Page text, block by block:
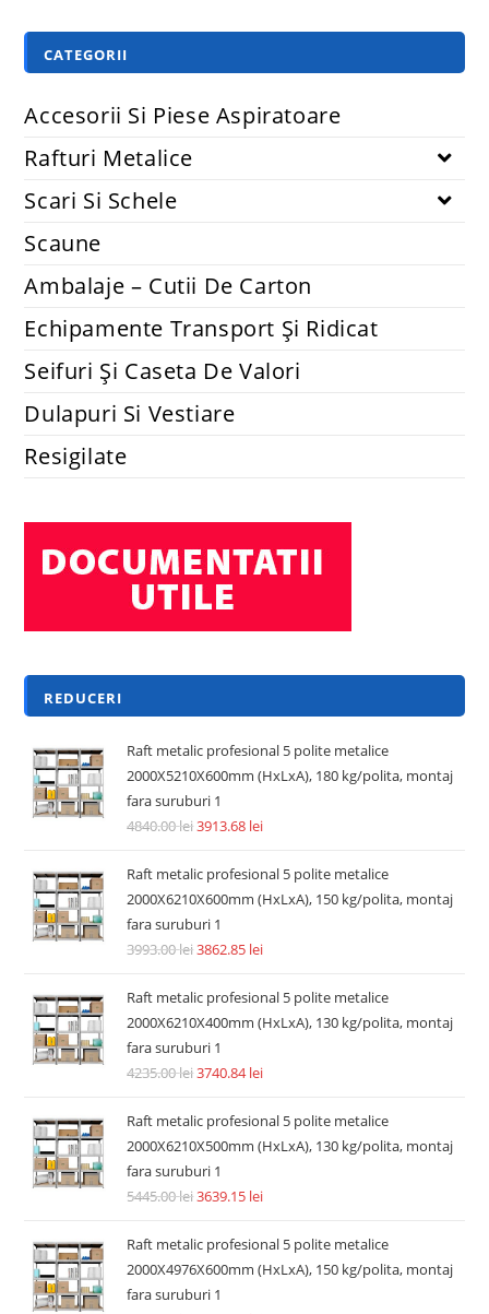
CATEGORII
Accesorii Si Piese Aspiratoare
Rafturi Metalice
Scari Si Schele
Scaune
Ambalaje – Cutii De Carton
Echipamente Transport Și Ridicat
Seifuri Și Caseta De Valori
Dulapuri Si Vestiare
Resigilate
REDUCERI
Raft metalic profesional 5 polite metalice
2000X5210X600mm (HxLxA), 180 kg/polita, montaj
fara suruburi 1
4840.00lei3913.68 lei
Raft metalic profesional 5 polite metalice
2000X6210X600mm (HxLxA), 150 kg/polita, montaj
fara suruburi 1
3993.00lei3862.85 lei
Raft metalic profesional 5 polite metalice
2000X6210X400mm (HxLxA), 130 kg/polita, montaj
fara suruburi 1
4235.00lei3740.84lei
Raft metalic profesional 5 polite metalice
2000X6210X500mm (HxLxA), 130 kg/polita, montaj
fara suruburi 1
5445.00lei3639.15 lei
Raft metalic profesional 5 polite metalice
2000X4976X600mm (HxLxA), 150 kg/polita, montaj
fara suruburi 1